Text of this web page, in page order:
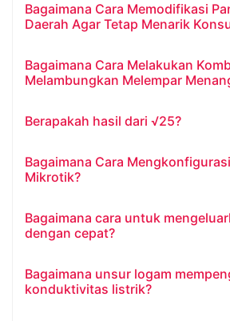
Bagaimana Cara Memodifikasi
Daerah Agar Tetap Menarik
Bagaimana Cara Melakukan
Melambungkan Melempar
Berapakah hasil dari √25?
Bagaimana Cara
Mikrotik?
Bagaimana cara untuk
dengan cepat?
Bagaimana unsur logam
konduktivitas listrik?